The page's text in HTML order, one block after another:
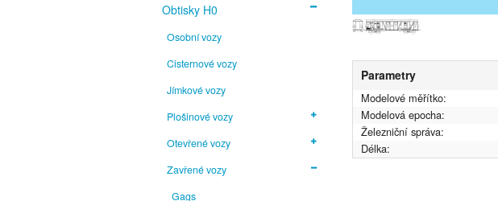
Obtisky H0
Osobní vozy
Cisternové vozy
Jímkové vozy
Plošinové vozy
Otevřené vozy
Zavřené vozy
Gags
Parametry
Modelové měřítko:
Modelová epocha:
Železniční správa:
Délka: